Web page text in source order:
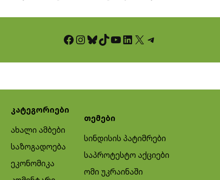
Facebook InstagramBluesky TikTok YouTube LinkedIn X Telegram
კატეგორიები
ახალი ამბები
საზოგადოება
ეკონომიკა
თემები
სინდისის პატიმრები
საპროტესტო აქციები
ომი უკრაინაში